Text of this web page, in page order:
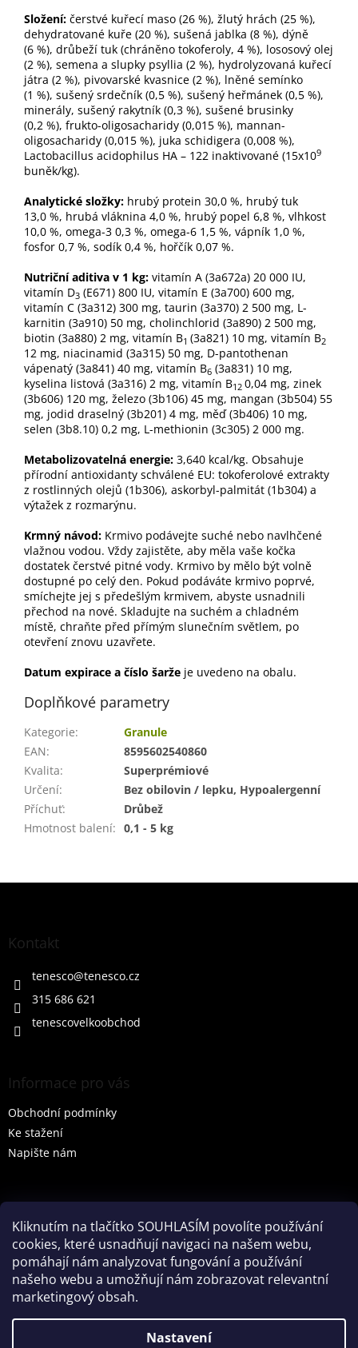
Kliknutím na tlačítko SOUHLASÍM povolíte používání
cookies, které usnadňují navigaci na našem webu,
pomáhají nám analyzovat fungování a používání
našeho webu a umožňují nám zobrazovat relevantní
marketingový obsah.
Nastavení
Složení: čerstvé kuřecí maso (26 %), žlutý hrách (25 %),
dehydratované kuře (20 %), sušená jablka (8 %), dýně
(6 %), drůbeží tuk (chráněno tokoferoly, 4 %), lososový olej
(2 %), semena a slupky psyllia (2 %), hydrolyzovaná kuřecí
játra (2 %), pivovarské kvasnice (2 %), lněné semínko
(1 %), sušený srdečník (0,5 %), sušený heřmánek (0,5 %),
minerály, sušený rakytník (0,3 %), sušené brusinky
(0,2 %), frukto-oligosacharidy (0,015 %), mannan-
oligosacharidy (0,015 %), juka schidigera (0,008 %),
Lactobacillus acidophilus HA – 122 inaktivované (15x109
buněk/kg).
Analytické složky: hrubý protein 30,0 %, hrubý tuk
13,0 %, hrubá vláknina 4,0 %, hrubý popel 6,8 %, vlhkost
10,0 %, omega-3 0,3 %, omega-6 1,5 %, vápník 1,0 %,
fosfor 0,7 %, sodík 0,4 %, hořčík 0,07 %.
Nutriční aditiva v 1 kg: vitamín A (3a672a) 20 000 IU,
vitamín D3 (E671) 800 IU, vitamín E (3a700) 600 mg,
vitamín C (3a312) 300 mg, taurin (3a370) 2 500 mg, L-
karnitin (3a910) 50 mg, cholinchlorid (3a890) 2 500 mg,
biotin (3a880) 2 mg, vitamín B1 (3a821) 10 mg, vitamín B2
12 mg, niacinamid (3a315) 50 mg, D-pantothenan
vápenatý (3a841) 40 mg, vitamín B6 (3a831) 10 mg,
kyselina listová (3a316) 2 mg, vitamín B12 0,04 mg, zinek
(3b606) 120 mg, železo (3b106) 45 mg, mangan (3b504) 55
mg, jodid draselný (3b201) 4 mg, měď (3b406) 10 mg,
selen (3b8.10) 0,2 mg, L-methionin (3c305) 2 000 mg.
Metabolizovatelná energie: 3,640 kcal/kg. Obsahuje
přírodní antioxidanty schválené EU: tokoferolové extrakty
z rostlinných olejů (1b306), askorbyl-palmitát (1b304) a
výtažek z rozmarýnu.
Krmný návod: Krmivo podávejte suché nebo navlhčené
vlažnou vodou. Vždy zajistěte, aby měla vaše kočka
dostatek čerstvé pitné vody. Krmivo by mělo být volně
dostupné po celý den. Pokud podáváte krmivo poprvé,
smíchejte jej s předešlým krmivem, abyste usnadnili
přechod na nové. Skladujte na suchém a chladném
místě, chraňte před přímým slunečním světlem, po
otevření znovu uzavřete.
Datum expirace a číslo šarže je uvedeno na obalu.
Doplňkové parametry
Kategorie:
Granule
EAN:
8595602540860
Kvalita:
Superprémiové
Určení:
Bez obilovin / lepku, Hypoalergenní
Příchuť:
Drůbež
Hmotnost balení: 0,1 - 5 kg
Z
Kontakt
tenesco@tenesco.cz
315 686 621
tenescovelkoobchod
Informace pro vás
Obchodní podmínky
Ke stažení
Napište nám
HLEDAT
Partner: Mega Creative